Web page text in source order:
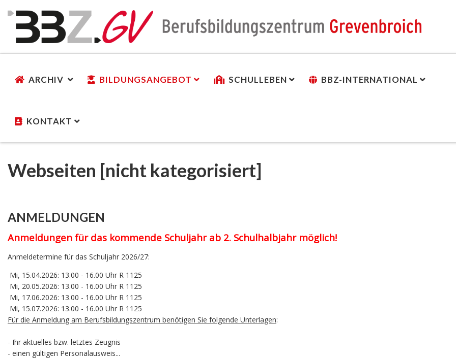
ARCHIV BILDUNGSANGEBOT SCHULLEBEN BBZ-INTERNATIONAL
KONTAKT
Webseiten [nicht kategorisiert]
ANMELDUNGEN
Anmeldungen für das kommende Schuljahr ab 2. Schulhalbjahr möglich!
Anmeldetermine für das Schuljahr 2026/27:
Mi, 15.04.2026: 13.00 - 16.00 Uhr R 1125
Mi, 20.05.2026: 13.00 - 16.00 Uhr R 1125
Mi, 17.06.2026: 13.00 - 16.00 Uhr R 1125
Mi, 15.07.2026: 13.00 - 16.00 Uhr R 1125
Für die Anmeldung am Berufsbildungszentrum benötigen Sie folgende Unterlagen:
- Ihr aktuelles bzw. letztes Zeugnis
- einen gültigen Personalausweis...